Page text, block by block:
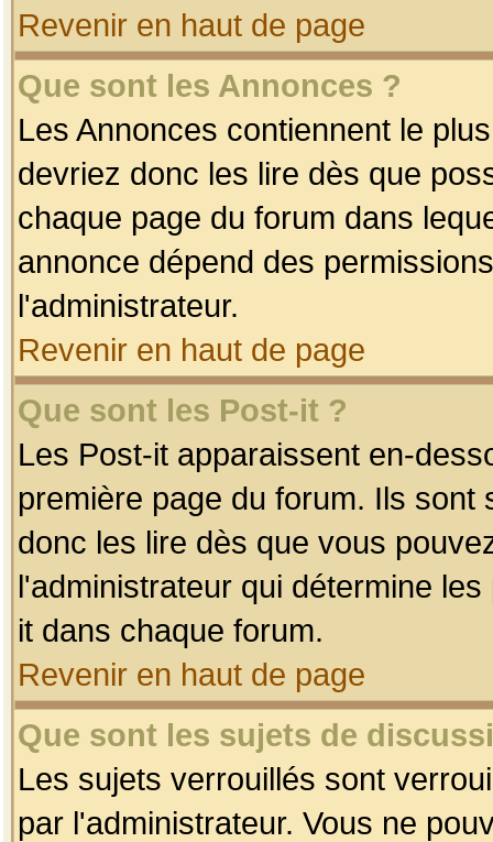
Revenir en haut de page
Que sont les Annonces ?
Les Annonces contiennent le
devriez donc les lire dès que
chaque page du forum dans
annonce dépend des
l'administrateur.
Revenir en haut de page
Que sont les Post-it ?
Les Post-it apparaissent en-
première page du forum. Ils
donc les lire dès que vous
l'administrateur qui détermine
it dans chaque forum.
Revenir en haut de page
Que sont les sujets de
Les sujets verrouillés sont
par l'administrateur. Vous ne